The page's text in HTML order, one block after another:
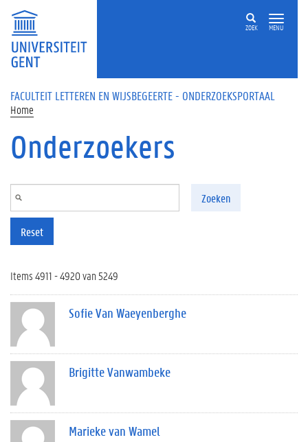
Overslaan en naar de inhoud gaan
ZOEK MENU
FACULTEIT LETTEREN EN WIJSBEGEERTE - ONDERZOEKSPORTAAL
Home
Onderzoekers
Zoeken
Reset
Items 4911 - 4920 van 5249
Sofie Van Waeyenberghe
Brigitte Vanwambeke
Marieke van Wamel